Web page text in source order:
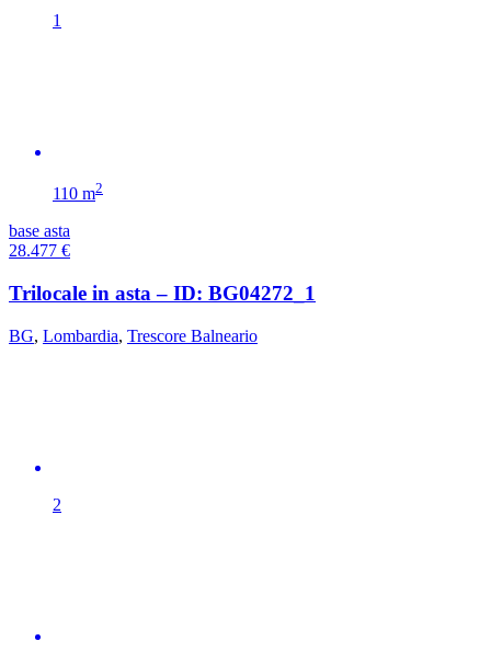
1
110 m2
base asta
28.477 €
Trilocale in asta – ID: BG04272_1
BG, Lombardia, Trescore Balneario
2